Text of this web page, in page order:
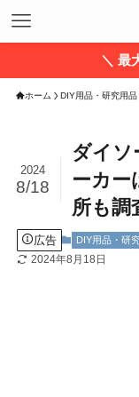
＼ 最
ホーム DIY用品・研究用
ダイソ
ーカー
所も調
2024
8/18
広告 DIY用品・研
2024年8月18日